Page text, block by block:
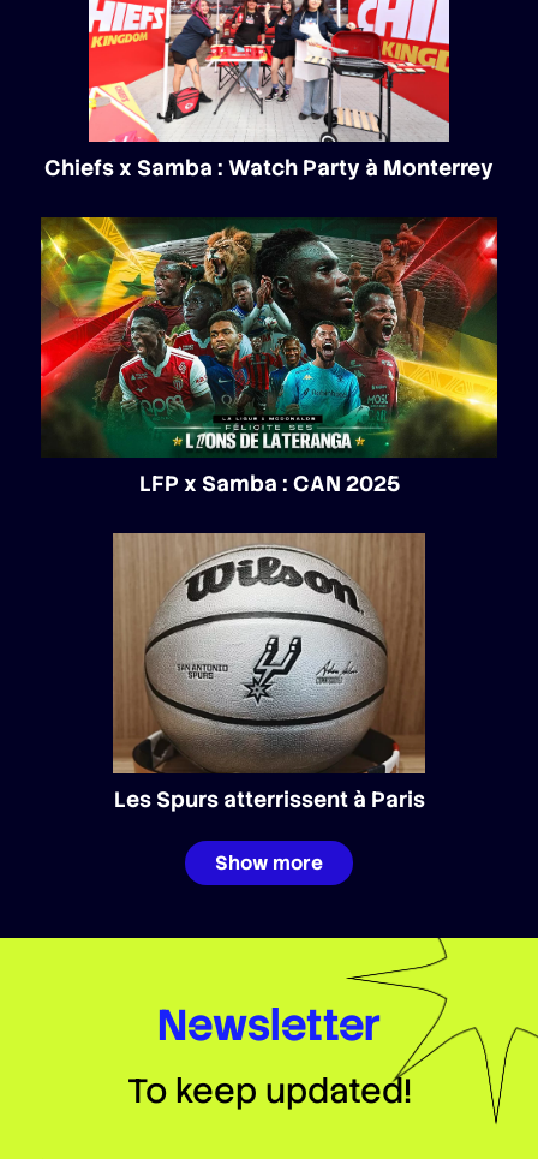
Chiefs x Samba : Watch Party à Monterrey
LFP x Samba : CAN 2025
Les Spurs atterrissent à Paris
Show more
Newsletter
To keep updated!